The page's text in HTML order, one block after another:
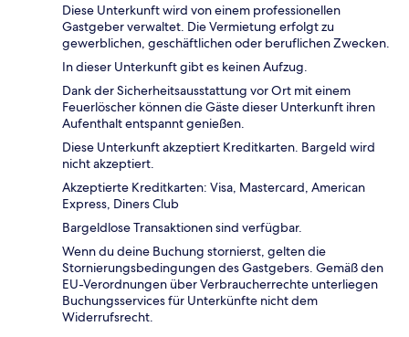
Diese Unterkunft wird von einem professionellen
Gastgeber verwaltet. Die Vermietung erfolgt zu
gewerblichen, geschäftlichen oder beruflichen Zwecken.
In dieser Unterkunft gibt es keinen Aufzug.
Dank der Sicherheitsausstattung vor Ort mit einem
Feuerlöscher können die Gäste dieser Unterkunft ihren
Aufenthalt entspannt genießen.
Diese Unterkunft akzeptiert Kreditkarten. Bargeld wird
nicht akzeptiert.
Akzeptierte Kreditkarten: Visa, Mastercard, American
Express, Diners Club
Bargeldlose Transaktionen sind verfügbar.
Wenn du deine Buchung stornierst, gelten die
Stornierungsbedingungen des Gastgebers. Gemäß den
EU-Verordnungen über Verbraucherrechte unterliegen
Buchungsservices für Unterkünfte nicht dem
Widerrufsrecht.